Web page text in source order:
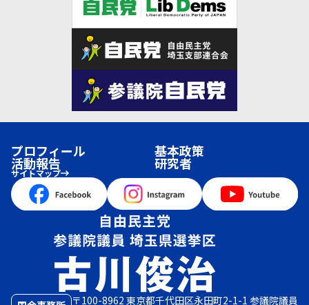
〒100-8962 東京都千代田区永田町2-1-1 参議院議員
プロフィール 基本政策
活動報告 研究者
サイトマップ